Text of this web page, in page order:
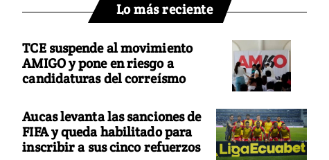
Lo más reciente
TCE suspende al movimiento
AMIGO y pone en riesgo a
candidaturas del correísmo
Aucas levanta las sanciones de
FIFA y queda habilitado para
inscribir a sus cinco refuerzos